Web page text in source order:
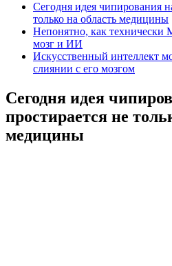
Сегодня идея чипирования
только на область медицины
Непонятно, как технически
мозг и ИИ
Искусственный интеллект
слиянии с его мозгом
Сегодня идея
простирается не
медицины